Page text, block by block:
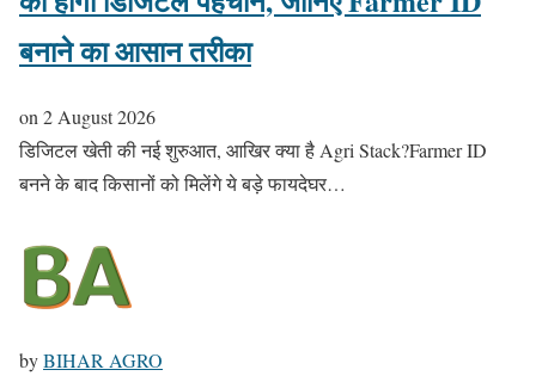
बनाने का आसान तरीका
on 2 August 2026
डिजिटल खेती की नई शुरुआत, आखिर क्या है Agri Stack?Farmer ID
बनने के बाद किसानों को मिलेंगे ये बड़े फायदेघर…
byBIHAR AGRO